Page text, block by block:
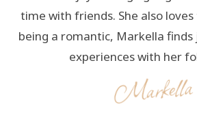
time with friends. She also
being a romantic, Markella finds
experiences with her